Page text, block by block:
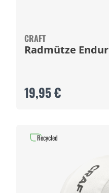
CRAFT
Radmütze Endur
19,95 €
Recycled